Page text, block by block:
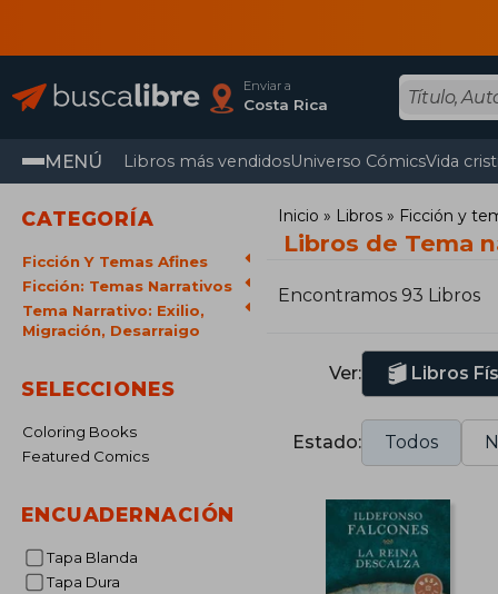
Enviar a
Costa Rica
MENÚ Libros más vendidosUniverso CómicsVida
CATEGORÍA
Ficción Y Temas Afines
Ficción: Temas Narrativos
Tema Narrativo: Exilio,
Migración, Desarraigo
SELECCIONES
Coloring Books
Featured Comics
ENCUADERNACIÓN
Tapa Blanda
Tapa Dura
Inicio Libros Ficción y
Libros de Tema
Encontramos 93 Libros
Ver: Libros
Estado: Todos